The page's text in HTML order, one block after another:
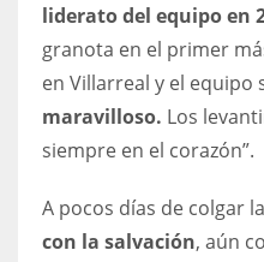
liderato del equipo en
granota en el primer
en Villarreal y el equipo
maravilloso. Los
siempre en el corazón”.
A pocos días de colgar
con la salvación, aún